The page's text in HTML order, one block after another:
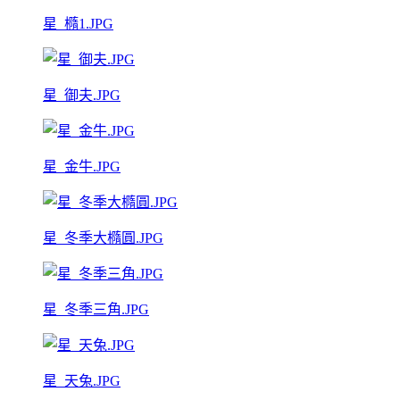
星_橢1.JPG
星_御夫.JPG
星_金牛.JPG
星_冬季大橢圓.JPG
星_冬季三角.JPG
星_天兔.JPG